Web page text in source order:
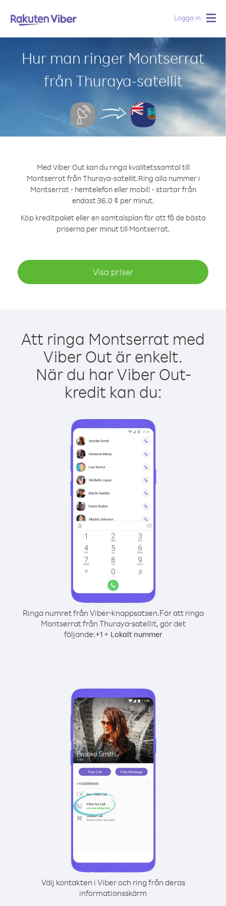
Logga in
Hur man ringer Montserrat
från Thuraya-satellit
Med Viber Out kan du ringa kvalitetssamtal till
Montserrat från Thuraya-satellit.Ring alla nummer i
Montserrat - hemtelefon eller mobil! - startar från
endast 36.0 ¢ per minut.
Köp kreditpaket eller en samtalsplan för att få de bästa
priserna per minut till Montserrat.
Visa priser
Att ringa Montserrat med
Viber Out är enkelt.
När du har Viber Out-
kredit kan du:
Ringa numret från Viber-knappsatsen.För att ringa
Montserrat från Thuraya-satellit, gör det
följande:+1+ Lokalt nummer
Välj kontakten i Viber och ring från deras
informationsskärm